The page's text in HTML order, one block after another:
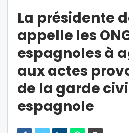
La présidente
appelle les
espagnoles à
aux actes
de la garde
espagnole